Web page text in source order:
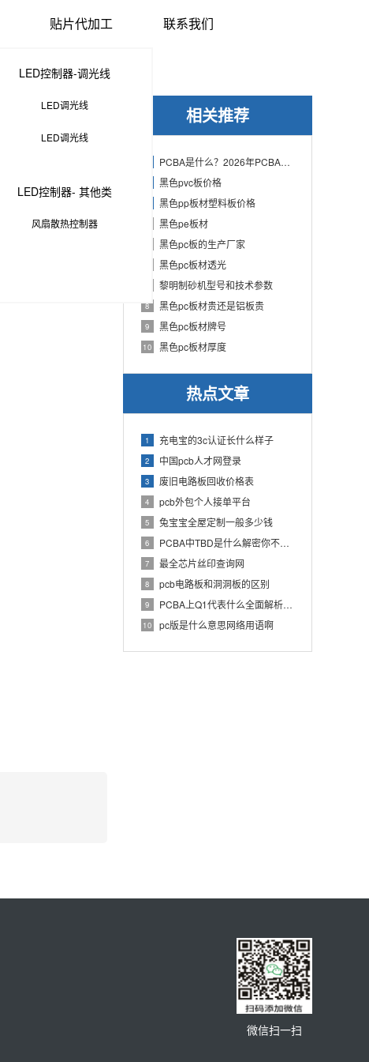
LED控制器-调光线
LED调光线
LED调光线
LED控制器- 其他类
风扇散热控制器
贴片代加工 联系我们
相关推荐
PCBA是什么？2026年PCBA制造与代工指南：专业方案、流程与应用
黑色pvc板价格
黑色pp板材塑料板价格
黑色pe板材
黑色pc板的生产厂家
黑色pc板材透光
黎明制砂机型号和技术参数
8 黑色pc板材贵还是铝板贵
9 黑色pc板材牌号
10 黑色pc板材厚度
热点文章
1 充电宝的3c认证长什么样子
2 中国pcb人才网登录
3 废旧电路板回收价格表
4 pcb外包个人接单平台
5 兔宝宝全屋定制一般多少钱
6 PCBA中TBD是什么解密你不知道的电子行业术语
7 最全芯片丝印查询网
8 pcb电路板和洞洞板的区别
9 PCBA上Q1代表什么全面解析PCB电路板中Q1的作用
10 pc版是什么意思网络用语啊
微信扫一扫